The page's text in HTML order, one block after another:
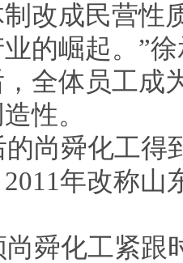
改成民营性
的崛起。”
全体员工成
性。
尚舜化工得
年改称山
舜化工紧跟